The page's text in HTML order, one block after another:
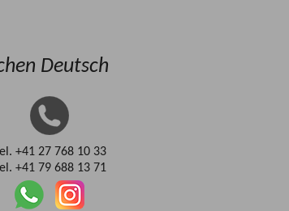
Deutsch
+41 27 768 10 33
+41 79 688 13 71